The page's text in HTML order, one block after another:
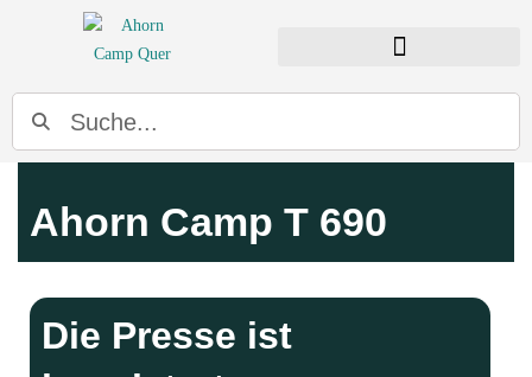
Ahorn Camp T 690
Die Presse ist